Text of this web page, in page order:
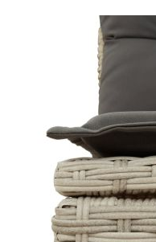
Височина на седалката от
Височина на подлакътника
земята:
Размери на седалката:
Размери на възглавницата за
облягане:
Максимален капацитет на
натоварване (на място):
Размери на възглавницата на
седалката: